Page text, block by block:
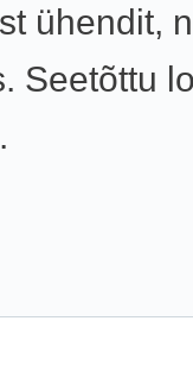
ühendit,
Seetõttu